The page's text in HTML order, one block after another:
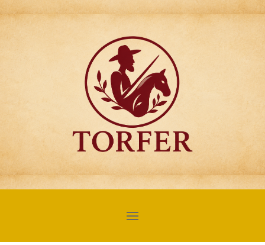
Articulos para
Regalo Torfer.